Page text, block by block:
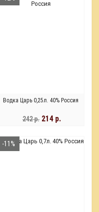
Водка Царь 0,25л. 40% Россия
242 р. 214 р.
-11%